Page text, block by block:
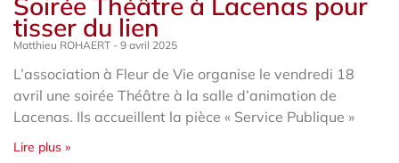
tisser du lien
Matthieu ROHAERT 9 avril 2025
L’association à Fleur de Vie organise le vendredi 18
avril une soirée Théâtre à la salle d’animation de
Lacenas. Ils accueillent la pièce « Service Publique »
Lire plus »